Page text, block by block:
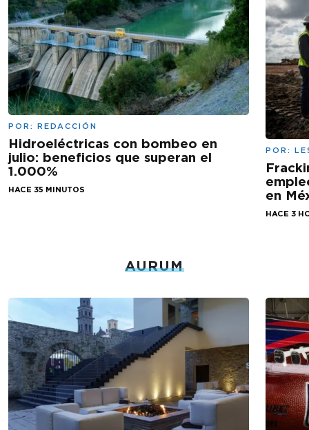
POR: REDACCIÓN
Hidroeléctricas con bombeo en
julio: beneficios que superan el
1.000%
HACE 35 MINUTOS
POR:
en
HACE 3
AURUM